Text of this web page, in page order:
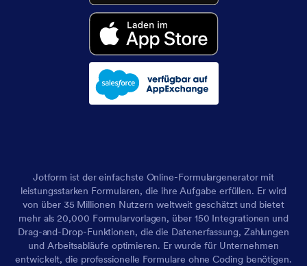
Jotform ist der einfachste Online-Formulargenerator mit
leistungsstarken Formularen, die ihre Aufgabe erfüllen. Er wird
von über 35 Millionen Nutzern weltweit geschätzt und bietet
mehr als 20,000 Formularvorlagen, über 150 Integrationen und
Drag-and-Drop-Funktionen, die die Datenerfassung, Zahlungen
und Arbeitsabläufe optimieren. Er wurde für Unternehmen
entwickelt, die professionelle Formulare ohne Coding benötigen.